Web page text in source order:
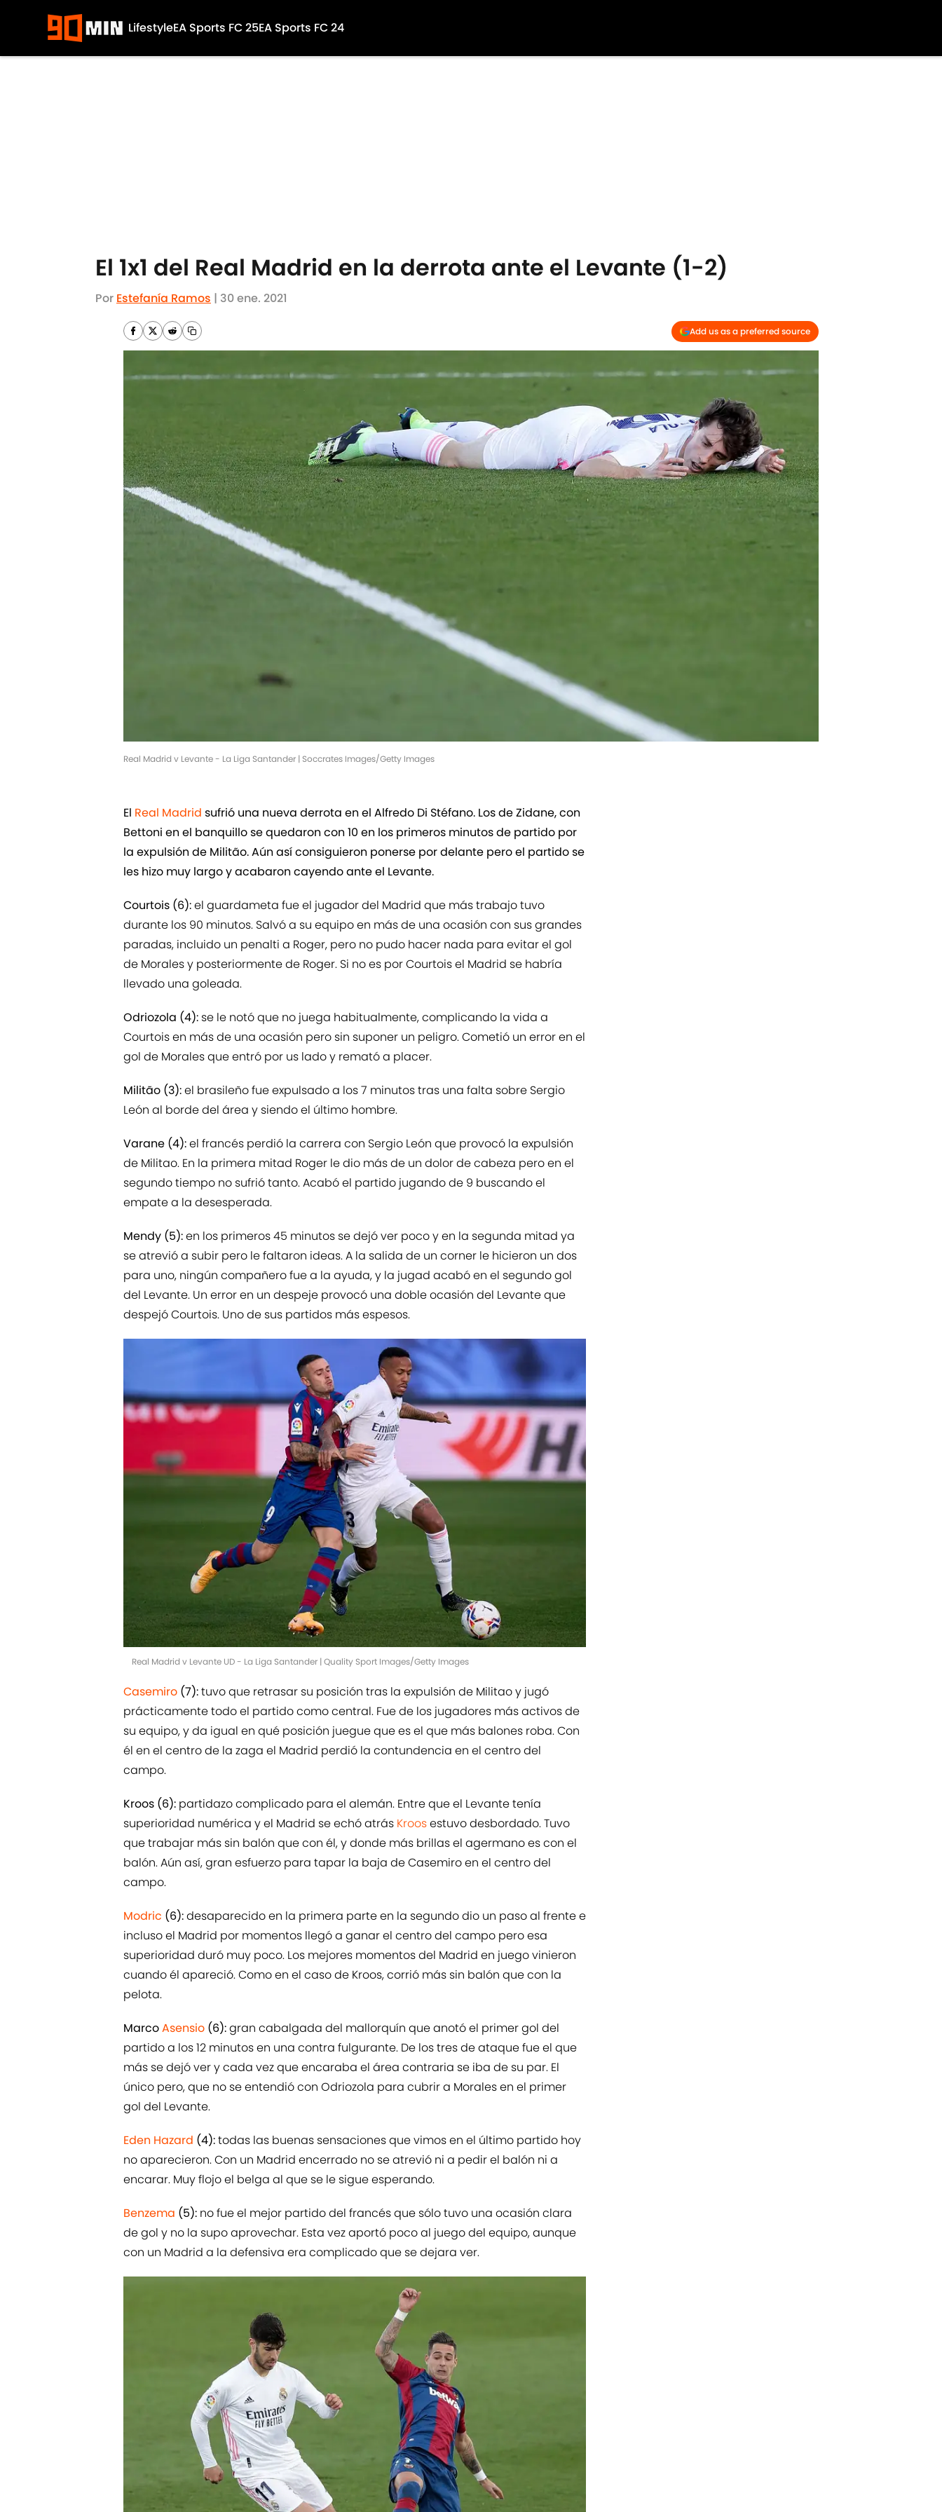
LifestyleEA Sports FC 25EA Sports FC 24
El 1x1 del Real Madrid en la derrota ante el Levante (1-2)
Por Estefanía Ramos | 30 ene. 2021
Add us as a preferred source
Real Madrid v Levante - La Liga Santander | Soccrates Images/Getty Images
El Real Madrid sufrió una nueva derrota en el Alfredo Di Stéfano. Los de Zidane, con
Bettoni en el banquillo se quedaron con 10 en los primeros minutos de partido por
la expulsión de Militão. Aún así consiguieron ponerse por delante pero el partido se
les hizo muy largo y acabaron cayendo ante el Levante.
Courtois (6):el guardameta fue el jugador del Madrid que más trabajo tuvo
durante los 90 minutos. Salvó a su equipo en más de una ocasión con sus grandes
paradas, incluido un penalti a Roger, pero no pudo hacer nada para evitar el gol
de Morales y posteriormente de Roger. Si no es por Courtois el Madrid se habría
llevado una goleada.
Odriozola (4): se le notó que no juega habitualmente, complicando la vida a
Courtois en más de una ocasión pero sin suponer un peligro. Cometió un error en el
gol de Morales que entró por us lado y remató a placer.
Militão (3):el brasileño fue expulsado a los 7 minutos tras una falta sobre Sergio
León al borde del área y siendo el último hombre.
Varane (4):el francés perdió la carrera con Sergio León que provocó la expulsión
de Militao. En la primera mitad Roger le dio más de un dolor de cabeza pero en el
segundo tiempo no sufrió tanto. Acabó el partido jugando de 9 buscando el
empate a la desesperada.
Mendy (5):en los primeros 45 minutos se dejó ver poco y en la segunda mitad ya
se atrevió a subir pero le faltaron ideas. A la salida de un corner le hicieron un dos
para uno, ningún compañero fue a la ayuda, y la jugad acabó en el segundo gol
del Levante. Un error en un despeje provocó una doble ocasión del Levante que
despejó Courtois. Uno de sus partidos más espesos.
Real Madrid v Levante UD - La Liga Santander | Quality Sport Images/Getty Images
Casemiro (7):tuvo que retrasar su posición tras la expulsión de Militao y jugó
prácticamente todo el partido como central. Fue de los jugadores más activos de
su equipo, y da igual en qué posición juegue que es el que más balones roba. Con
él en el centro de la zaga el Madrid perdió la contundencia en el centro del
campo.
Kroos (6): partidazo complicado para el alemán. Entre que el Levante tenía
superioridad numérica y el Madrid se echó atrás Kroosestuvo desbordado. Tuvo
que trabajar más sin balón que con él, y donde más brillas el agermano es con el
balón. Aún así, gran esfuerzo para tapar la baja de Casemiro en el centro del
campo.
Modric (6):desaparecido en la primera parte en la segundo dio un paso al frente e
incluso el Madrid por momentos llegó a ganar el centro del campo pero esa
superioridad duró muy poco. Los mejores momentos del Madrid en juego vinieron
cuando él apareció. Como en el caso de Kroos, corrió más sin balón que con la
pelota.
MarcoAsensio (6):gran cabalgada del mallorquín que anotó el primer gol del
partido a los 12 minutos en una contra fulgurante. De los tres de ataque fue el que
más se dejó ver y cada vez que encaraba el área contraria se iba de su par. El
único pero, que no se entendió con Odriozola para cubrir a Morales en el primer
gol del Levante.
Eden Hazard (4):todas las buenas sensaciones que vimos en el último partido hoy
no aparecieron. Con un Madrid encerrado no se atrevió ni a pedir el balón ni a
encarar. Muy flojo el belga al que se le sigue esperando.
Benzema (5): no fue el mejor partido del francés que sólo tuvo una ocasión clara
de gol y no la supo aprovechar. Esta vez aportó poco al juego del equipo, aunque
con un Madrid a la defensiva era complicado que se dejara ver.